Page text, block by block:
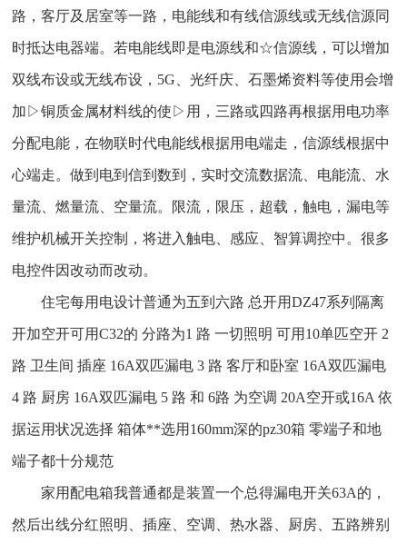
路，客厅及居室等一路，电能线和有线信源线或无线信源同
时抵达电器端。若电能线即是电源线和☆信源线，可以增加
双线布设或无线布设，5G、光纤庆、石墨烯资料等使用会增
加▷铜质金属材料线的使▷用，三路或四路再根据用电功率
分配电能，在物联时代电能线根据用电端走，信源线根据中
心端走。做到电到信到数到，实时交流数据流、电能流、水
量流、燃量流、空量流。限流，限压，超载，触电，漏电等
维护机械开关控制，将进入触电、感应、智算调控中。很多
电控件因改动而改动。
住宅每用电设计普通为五到六路 总开用DZ47系列隔离
开加空开可用C32的 分路为1 路 一切照明 可用10单匹空开 2
路 卫生间 插座 16A双匹漏电 3 路 客厅和卧室 16A双匹漏电
4 路 厨房 16A双匹漏电 5 路 和 6路 为空调 20A空开或16A 依
据运用状况选择 箱体**选用160mm深的pz30箱 零端子和地
端子都十分规范
家用配电箱我普通都是装置一个总得漏电开关63A的，
然后出线分红照明、插座、空调、热水器、厨房、五路辨别